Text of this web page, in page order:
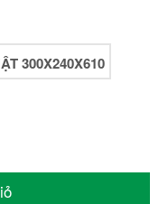
300X240X610